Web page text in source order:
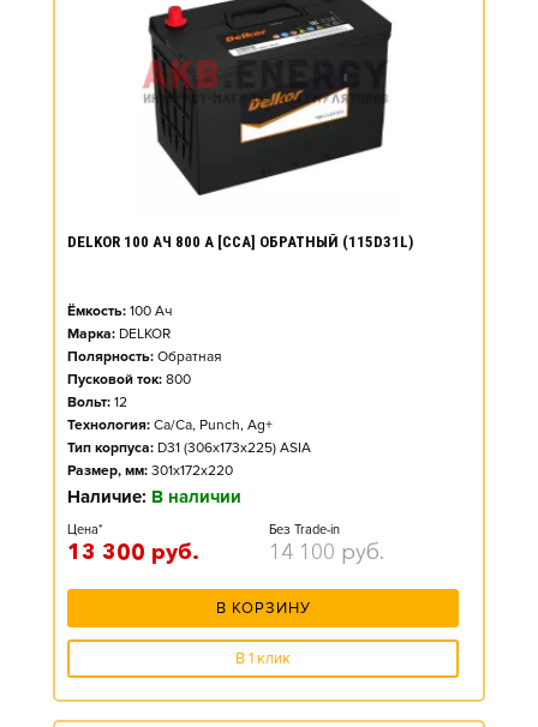
DELKOR 100 АЧ 800 А [CCA] ОБРАТНЫЙ (115D31L)
Ёмкость: 100 Ач
Марка: DELKOR
Полярность: Обратная
Пусковой ток: 800
Вольт: 12
Технология: Ca/Ca, Punch, Ag+
Тип корпуса: D31 (306x173x225) ASIA
Размер, мм: 301x172x220
Наличие: В наличии
Цена*
13 300 руб.
Без Trade-in
14 100 руб.
В КОРЗИНУ
В 1 клик